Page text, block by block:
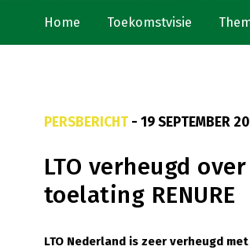
Home Toekomstvisie
PERSBERICHT- 19 SEPTEMBER
LTO verheugd
toelating RENURE
LTO Nederland is zeer verheugd